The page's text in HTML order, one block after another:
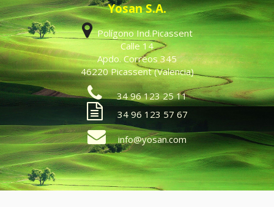
Yosan S.A.
Polígono Ind.Picassent
Calle 14
Apdo. Correos 345
46220 Picassent (Valencia)
34 96 123 25 11
34 96 123 57 67
info@yosan.com